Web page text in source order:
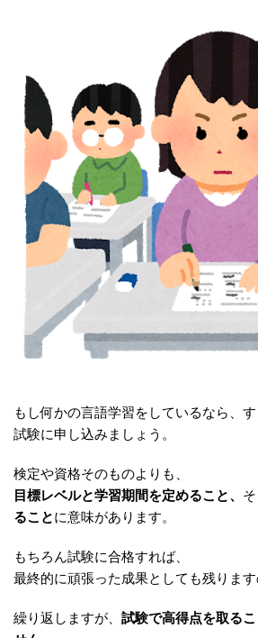
もし何かの言語学習をしているなら、
試験に申し込みましょう。
検定や資格そのものよりも、
目標レベルと学習期間を定めること、
ることに意味があります。
もちろん試験に合格すれば、
最終的に頑張った成果としても残ります
繰り返しますが、 試験で高得点を取る